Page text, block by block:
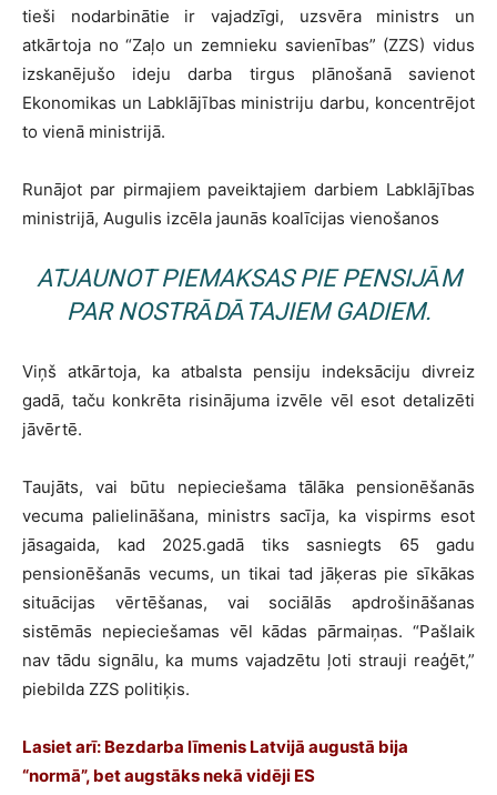
tieši nodarbinātie ir vajadzīgi, uzsvēra ministrs un
atkārtoja no “Zaļo un zemnieku savienības” (ZZS) vidus
izskanējušo ideju darba tirgus plānošanā savienot
Ekonomikas un Labklājības ministriju darbu, koncentrējot
to vienā ministrijā.
Runājot par pirmajiem paveiktajiem darbiem Labklājības
ministrijā, Augulis izcēla jaunās koalīcijas vienošanos
ATJAUNOT PIEMAKSAS PIE PENSIJĀM
PAR NOSTRĀDĀTAJIEM GADIEM.
Viņš atkārtoja, ka atbalsta pensiju indeksāciju divreiz
gadā, taču konkrēta risinājuma izvēle vēl esot detalizēti
jāvērtē.
Taujāts, vai būtu nepieciešama tālāka pensionēšanās
vecuma palielināšana, ministrs sacīja, ka vispirms esot
jāsagaida, kad 2025.gadā tiks sasniegts 65 gadu
pensionēšanās vecums, un tikai tad jāķeras pie sīkākas
situācijas vērtēšanas, vai sociālās apdrošināšanas
sistēmās nepieciešamas vēl kādas pārmaiņas. “Pašlaik
nav tādu signālu, ka mums vajadzētu ļoti strauji reaģēt,”
piebilda ZZS politiķis.
Lasiet arī: Bezdarba līmenis Latvijā augustā bija
“normā”, bet augstāks nekā vidēji ES